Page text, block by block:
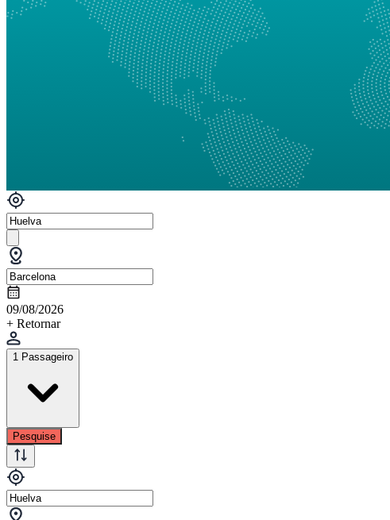
09/08/2026
+ Retornar
1 Passageiro
Pesquise